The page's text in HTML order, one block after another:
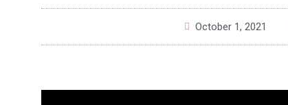
October 1, 2021